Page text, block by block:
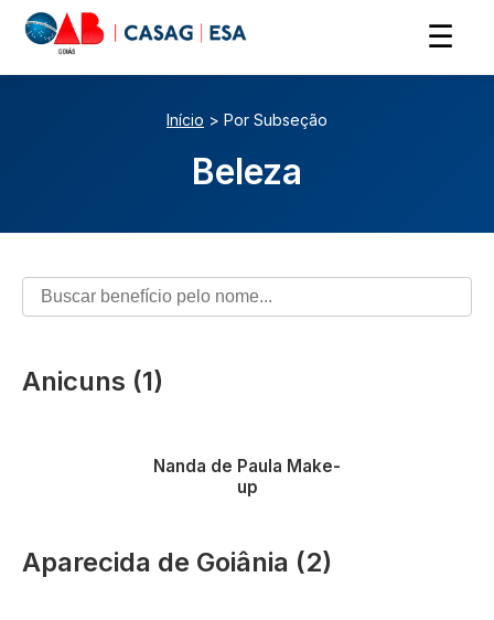
☰
Início > Por Subseção
Beleza
Anicuns (1)
Nanda de Paula Make-
up
Aparecida de Goiânia (2)